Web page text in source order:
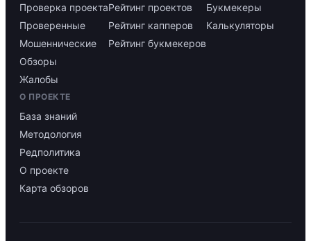
Проверка проекта
Проверенные
Мошеннические
Обзоры
Жалобы
Рейтинг проектов
Рейтинг капперов
Рейтинг букмекеров
Букмекеры
Калькуляторы
О ПРОЕКТЕ
База знаний
Методология
Редполитика
О проекте
Карта обзоров